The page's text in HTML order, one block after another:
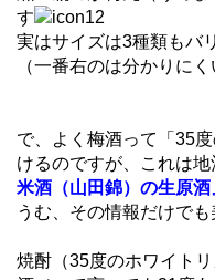
す
実はサイズは3種類もバ
（一番右のは分かりにく
で、よく梅酒って「35
けるのですが、これは
米酒（山田錦）の生原酒
うむ、その情報だけで
焼酎（35度のホワイト